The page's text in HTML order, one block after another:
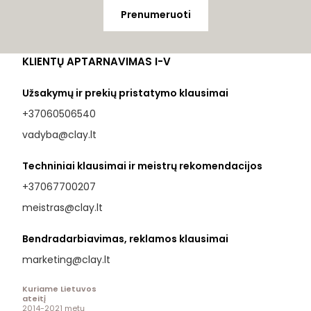
Prenumeruoti
KLIENTŲ APTARNAVIMAS I-V
Užsakymų ir prekių pristatymo klausimai
+37060506540
vadyba@clay.lt
Techniniai klausimai ir meistrų rekomendacijos
+37067700207
meistras@clay.lt
Bendradarbiavimas, reklamos klausimai
marketing@clay.lt
Kuriame Lietuvos
ateitį
2014-2021 metų